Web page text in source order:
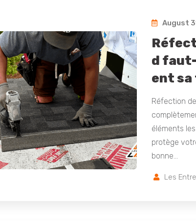
August
d
ent
Réfection
éléments
protège
bonne…
Les